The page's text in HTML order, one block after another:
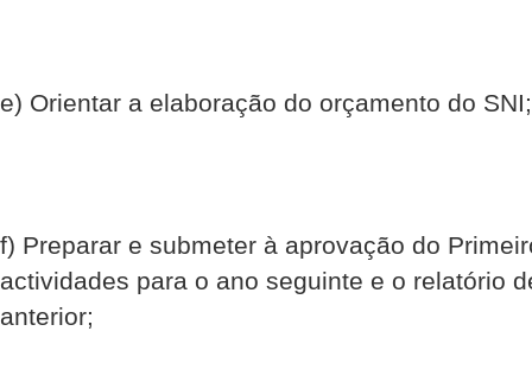
e) Orientar a elaboração do orçamento do SNI;
f) Preparar e submeter à aprovação do
actividades para o ano seguinte e o relatório
anterior;